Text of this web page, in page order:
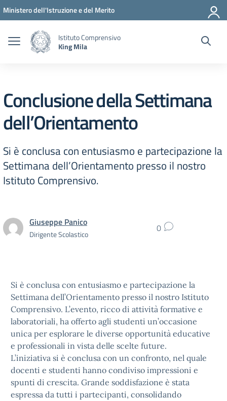
Vai ai contenuti
Vai al menu di navigazione
Vai al footer
Ministero dell'Istruzione e del Merito
Istituto Comprensivo
King Mila
Conclusione della Settimana
dell’Orientamento
Si è conclusa con entusiasmo e partecipazione la
Settimana dell’Orientamento presso il nostro
Istituto Comprensivo.
Giuseppe Panico
Dirigente Scolastico 0
Si è conclusa con entusiasmo e partecipazione la
Settimana dell’Orientamento presso il nostro Istituto
Comprensivo. L’evento, ricco di attività formative e
laboratoriali, ha offerto agli studenti un’occasione
unica per esplorare le diverse opportunità educative
e professionali in vista delle scelte future.
L’iniziativa si è conclusa con un confronto, nel quale
docenti e studenti hanno condiviso impressioni e
spunti di crescita. Grande soddisfazione è stata
espressa da tutti i partecipanti, consolidando